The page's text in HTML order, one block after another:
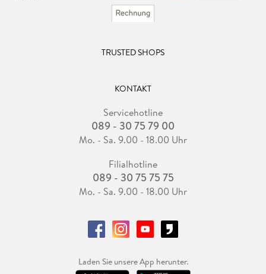
TRUSTED SHOPS
KONTAKT
Servicehotline
089 - 30 75 79 00
Mo. - Sa. 9.00 - 18.00 Uhr
Filialhotline
089 - 30 75 75 75
Mo. - Sa. 9.00 - 18.00 Uhr
Laden Sie unsere App herunter.